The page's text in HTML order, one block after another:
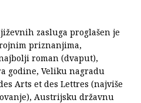
zasluga proglašen je
priznanjima,
roman (dvaput),
godine, Veliku nagradu
Arts et des Lettres (najviše
Austrijsku državnu